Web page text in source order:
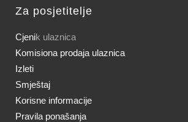
Za posjetitelje
Cjenik ulaznica
Komisiona prodaja ulaznica
Izleti
Smještaj
Korisne informacije
Pravila ponašanja